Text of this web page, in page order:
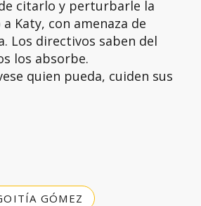
citarlo y perturbarle la
Katy, con amenaza de
Los directivos saben del
los absorbe.
quien pueda, cuiden sus
GÓMEZ